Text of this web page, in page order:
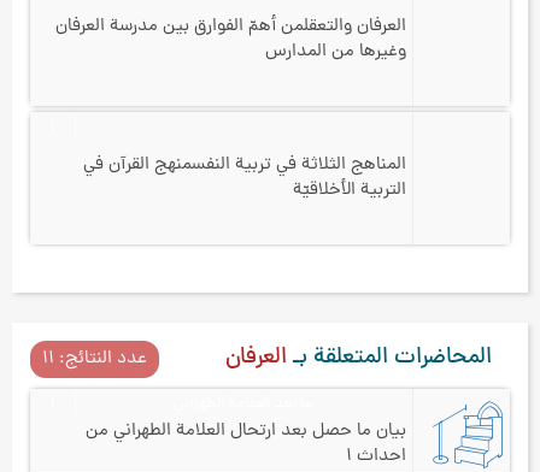
العرفان والتعقلمن أهمّ الفوارق بين مدرسة العرفان
وغيرها من المدارس
المناهج الثلاثة في تربية النفسمنهج القرآن في
التربية الأخلاقيّة
المحاضرات المتعلقة بـالعرفان عدد النتائج: ۱۱
بيان ما حصل بعد ارتحال العلامة الطهراني من
احداث ۱